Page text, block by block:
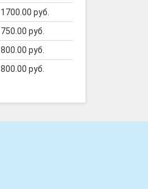
1700.00 руб.
750.00 руб.
800.00 руб.
800.00 руб.